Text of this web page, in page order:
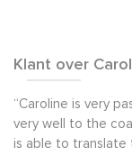
Klant over
“Caroline is very
very well to the
is able to translate